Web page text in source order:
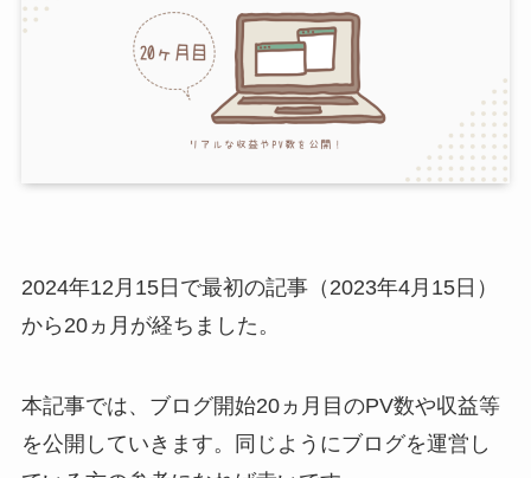
2024年12月15日で最初の記事（2023年4月15日）
から20ヵ月が経ちました。
本記事では、ブログ開始20ヵ月目のPV数や収益等
を公開していきます。同じようにブログを運営し